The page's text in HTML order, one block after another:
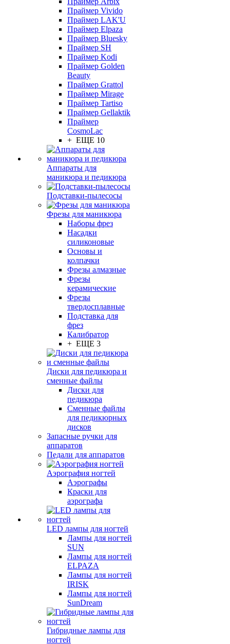
Праймер Vivido
Праймер LAK'U
Праймер Elpaza
Праймер Bluesky
Праймер SH
Праймер Kodi
Праймер Golden
Beauty
Праймер Grattol
Праймер Mirage
Праймер Tartiso
Праймер Gellaktik
Праймер
CosmoLac
+ ЕЩЕ 10
Аппараты для
маникюра и педикюра
Подставки-пылесосы
Фрезы для маникюра
Наборы фрез
Насадки
силиконовые
Основы и
колпачки
Фрезы алмазные
Фрезы
керамические
Фрезы
твердосплавные
Подставка для
фрез
Калибратор
+ ЕЩЕ 3
Диски для педикюра и
сменные файлы
Диски для
педикюра
Сменные файлы
для педикюрных
дисков
Запасные ручки для
аппаратов
Педали для аппаратов
Аэрография ногтей
Аэрографы
Краски для
аэрографа
LED лампы для ногтей
Лампы для ногтей
SUN
Лампы для ногтей
ELPAZA
Лампы для ногтей
IRISK
Лампы для ногтей
SunDream
Гибридные лампы для
ногтей